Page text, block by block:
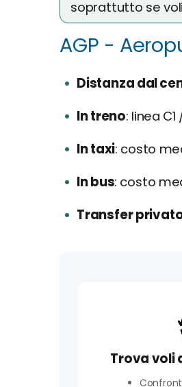
soprattutto se
AGP -
Distanza dal
In treno linea
In taxi costo
In bus costo
Transfer
Trova voli